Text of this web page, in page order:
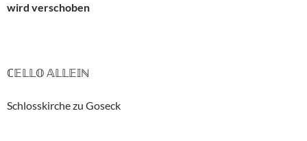
wird verschoben
ℂ𝔼𝕃𝕃𝕆 𝔸𝕃𝕃𝔼𝕀ℕ
Schlosskirche zu Goseck